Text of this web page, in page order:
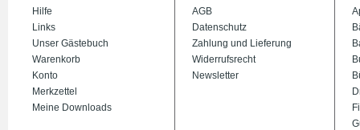
Hilfe
Links
Unser Gästebuch
Warenkorb
Konto
Merkzettel
Meine Downloads
AGB
Datenschutz
Zahlung und Lieferung
Widerrufsrecht
Newsletter